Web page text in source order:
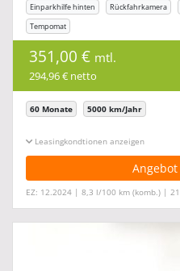
Einparkhilfe hinten Rückfahrkamera
Tempomat
351,00 € mtl.
294,96 € netto
60 Monate 5000 km/Jahr
Leasingkonditionen ein-/ausblenden
EZ: 12.2024 | 8,3 l/100 km (komb.) |